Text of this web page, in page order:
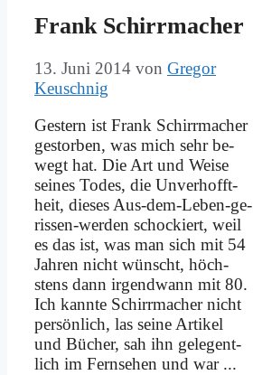
Frank Schirr­ma­cher
13. Juni 2014 von Gregor
Keuschnig
Ge­stern ist Frank Schirr­ma­cher
ge­stor­ben, was mich sehr be­
wegt hat. Die Art und Wei­se
sei­nes To­des, die Un­ver­hoff­t­
heit, die­ses Aus-dem-Le­­ben-ge­
ri­s­­sen-wer­­den schockiert, weil
es das ist, was man sich mit 54
Jah­ren nicht wünscht, höch­
stens dann ir­gend­wann mit 80.
Ich kann­te Schirr­ma­cher nicht
per­sön­lich, las sei­ne Ar­ti­kel
und Bü­cher, sah ihn gelegent­
lich im Fern­se­hen und war ...